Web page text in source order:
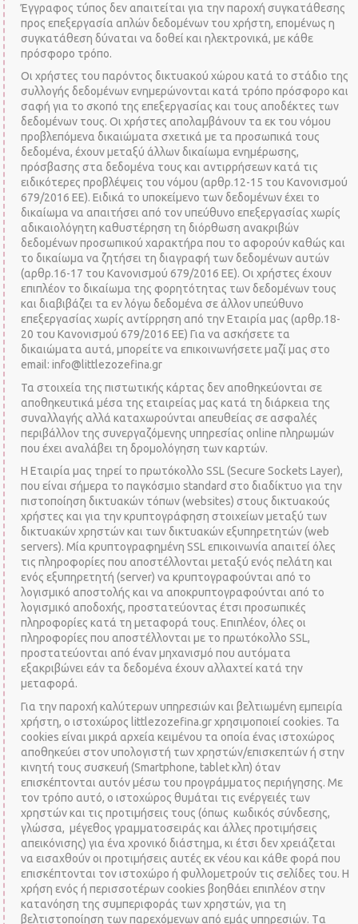
Έγγραφος τύπος δεν απαιτείται για την παροχή συγκατάθεσης
προς επεξεργασία απλών δεδομένων του χρήστη, επομένως η
συγκατάθεση δύναται να δοθεί και ηλεκτρονικά, με κάθε
πρόσφορο τρόπο.
Οι χρήστες του παρόντος δικτυακού χώρου κατά το στάδιο της
συλλογής δεδομένων ενημερώνονται κατά τρόπο πρόσφορο και
σαφή για το σκοπό της επεξεργασίας και τους αποδέκτες των
δεδομένων τους. Οι χρήστες απολαμβάνουν τα εκ του νόμου
προβλεπόμενα δικαιώματα σχετικά με τα προσωπικά τους
δεδομένα, έχουν μεταξύ άλλων δικαίωμα ενημέρωσης,
πρόσβασης στα δεδομένα τους και αντιρρήσεων κατά τις
ειδικότερες προβλέψεις του νόμου (αρθρ.12-15 του Κανονισμού
679/2016 ΕΕ). Ειδικά το υποκείμενο των δεδομένων έχει το
δικαίωμα να απαιτήσει από τον υπεύθυνο επεξεργασίας χωρίς
αδικαιολόγητη καθυστέρηση τη διόρθωση ανακριβών
δεδομένων προσωπικού χαρακτήρα που το αφορούν καθώς και
το δικαίωμα να ζητήσει τη διαγραφή των δεδομένων αυτών
(αρθρ.16-17 του Κανονισμού 679/2016 ΕΕ). Οι χρήστες έχουν
επιπλέον το δικαίωμα της φορητότητας των δεδομένων τους
και διαβιβάζει τα εν λόγω δεδομένα σε άλλον υπεύθυνο
επεξεργασίας χωρίς αντίρρηση από την Εταιρία μας (αρθρ.18-
20 του Κανονισμού 679/2016 ΕΕ) Για να ασκήσετε τα
δικαιώματα αυτά, μπορείτε να επικοινωνήσετε μαζί μας στο
email: info@littlezozefina.gr
Τα στοιχεία της πιστωτικής κάρτας δεν αποθηκεύονται σε
αποθηκευτικά μέσα της εταιρείας μας κατά τη διάρκεια της
συναλλαγής αλλά καταχωρούνται απευθείας σε ασφαλές
περιβάλλον της συνεργαζόμενης υπηρεσίας online πληρωμών
που έχει αναλάβει τη δρομολόγηση των καρτών.
H Εταιρία μας τηρεί το πρωτόκολλο SSL (Secure Sockets Layer),
που είναι σήμερα το παγκόσμιο standard στο διαδίκτυο για την
πιστοποίηση δικτυακών τόπων (websites) στους δικτυακούς
χρήστες και για την κρυπτογράφηση στοιχείων μεταξύ των
δικτυακών χρηστών και των δικτυακών εξυπηρετητών (web
servers). Μία κρυπτογραφημένη SSL επικοινωνία απαιτεί όλες
τις πληροφορίες που αποστέλλονται μεταξύ ενός πελάτη και
ενός εξυπηρετητή (server) να κρυπτογραφούνται από το
λογισμικό αποστολής και να αποκρυπτογραφούνται από το
λογισμικό αποδοχής, προστατεύοντας έτσι προσωπικές
πληροφορίες κατά τη μεταφορά τους. Επιπλέον, όλες οι
πληροφορίες που αποστέλλονται με το πρωτόκολλο SSL,
προστατεύονται από έναν μηχανισμό που αυτόματα
εξακριβώνει εάν τα δεδομένα έχουν αλλαχτεί κατά την
μεταφορά.
Για την παροχή καλύτερων υπηρεσιών και βελτιωμένη εμπειρία
χρήστη, ο ιστοχώρος littlezozefina.gr χρησιμοποιεί cookies. Τα
cookies είναι μικρά αρχεία κειμένου τα οποία ένας ιστοχώρος
αποθηκεύει στον υπολογιστή των χρηστών/επισκεπτών ή στην
κινητή τους συσκευή (Smartphone, tablet κλπ) όταν
επισκέπτονται αυτόν μέσω του προγράμματος περιήγησης. Με
τον τρόπο αυτό, ο ιστοχώρος θυμάται τις ενέργειές των
χρηστών και τις προτιμήσεις τους (όπως κωδικός σύνδεσης,
γλώσσα, μέγεθος γραμματοσειράς και άλλες προτιμήσεις
απεικόνισης) για ένα χρονικό διάστημα, κι έτσι δεν χρειάζεται
να εισαχθούν οι προτιμήσεις αυτές εκ νέου και κάθε φορά που
επισκέπτονται τον ιστοχώρο ή φυλλομετρούν τις σελίδες του. Η
χρήση ενός ή περισσοτέρων cookies βοηθάει επιπλέον στην
κατανόηση της συμπεριφοράς των χρηστών, για τη
βελτιστοποίηση των παρεχόμενων από εμάς υπηρεσιών. Tα